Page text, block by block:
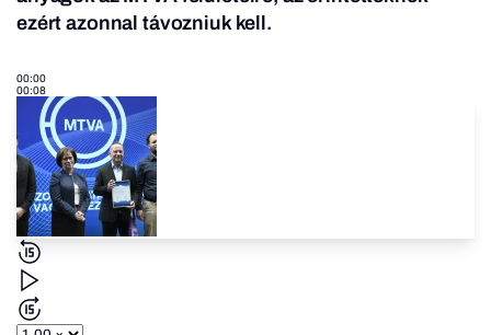
ezért azonnal távozniuk kell.
00:00
00:08